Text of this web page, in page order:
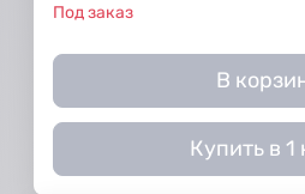
Под заказ
В
Купить в 1